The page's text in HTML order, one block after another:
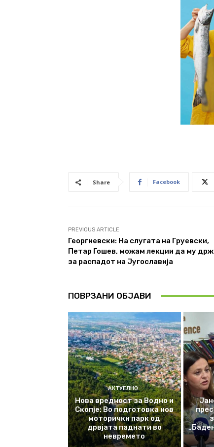
Share Facebook
PREVIOUS ARTICLE
Георгиевски: На слугата на Груевски,
Петар Гошев, можам лекции да му
за распадот на Југославија
ПОВРЗАНИ ОБЈАВИ
АКТУЕЛНО
Нова вредност за Водно и
Скопје: Во подготовка нов
моторички парк од
дрвјата паднати во
невремето